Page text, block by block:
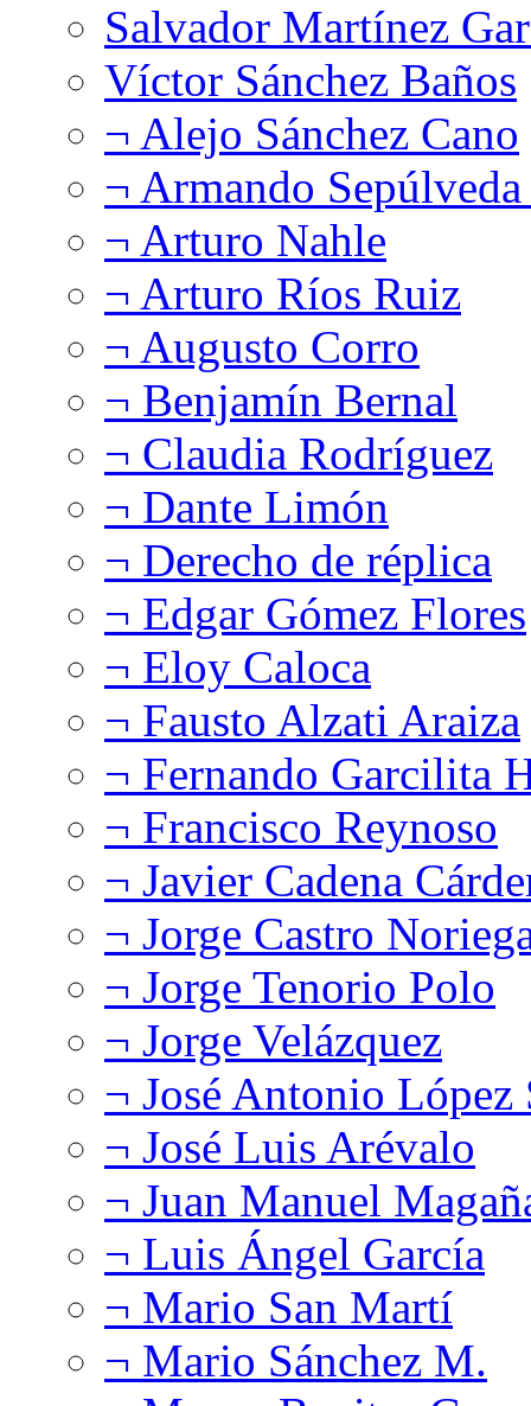
Salvador Martínez
Víctor Sánchez Baños
¬ Alejo Sánchez Cano
¬ Armando
¬ Arturo Nahle
¬ Arturo Ríos Ruiz
¬ Augusto Corro
¬ Benjamín Bernal
¬ Claudia Rodríguez
¬ Dante Limón
¬ Derecho de réplica
¬ Edgar Gómez Flores
¬ Eloy Caloca
¬ Fausto Alzati Araiza
¬ Fernando Garcilita
¬ Francisco Reynoso
¬ Javier Cadena
¬ Jorge Castro
¬ Jorge Tenorio Polo
¬ Jorge Velázquez
¬ José Antonio López
¬ José Luis Arévalo
¬ Juan Manuel
¬ Luis Ángel García
¬ Mario San Martí
¬ Mario Sánchez M.